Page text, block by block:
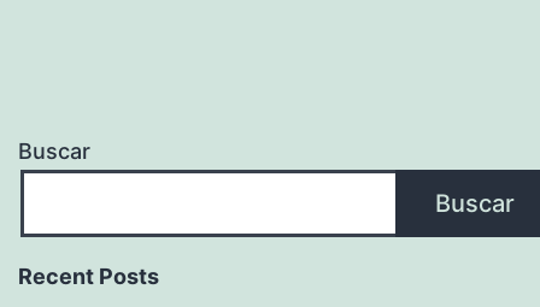
Buscar
Buscar
Recent Posts